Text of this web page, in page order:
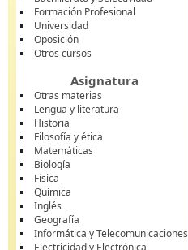
Formación Profesional
Universidad
Oposición
Otros cursos
Asignatura
Otras materias
Lengua y literatura
Historia
Filosofía y ética
Matemáticas
Biología
Física
Química
Inglés
Geografía
Informática y Telecomunicaciones
Electricidad y Electrónica